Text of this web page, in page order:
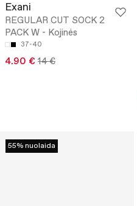
Exani
REGULAR CUT SOCK 2
PACK W - Kojinės
37-40
4.90 € 14 €
55% nuolaida